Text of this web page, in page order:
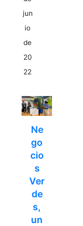
jun
io
de
20
22
Ne
go
cio
s
Ver
de
s,
un